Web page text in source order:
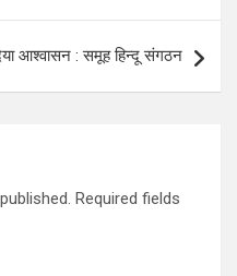
आश्वासन : समूह हिन्दू संगठन
Required fields